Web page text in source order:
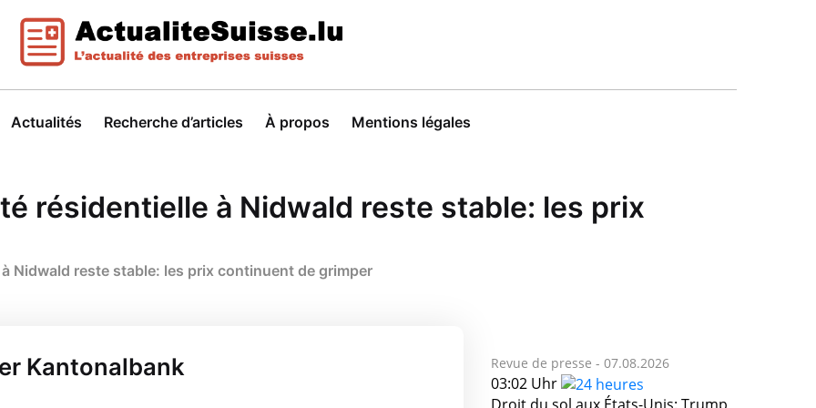
Actualités Recherche d’articles À propos Mentions légales
résidentielle à Nidwald reste stable: les prix
Nidwald reste stable: les prix continuent de grimper
Kantonalbank Revue de presse - 07.08.2026
03:02 Uhr